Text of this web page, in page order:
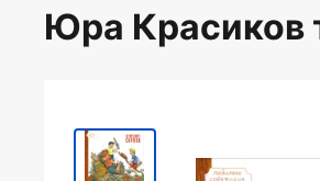
Юра Красиков